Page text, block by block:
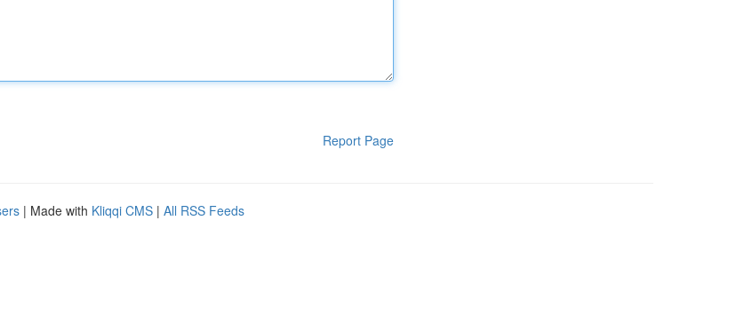
Report Page
| Made with Kliqqi CMS | All RSS Feeds